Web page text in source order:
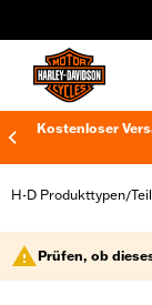
Kostenloser
H-D Produkttypen/
Prüfen, ob